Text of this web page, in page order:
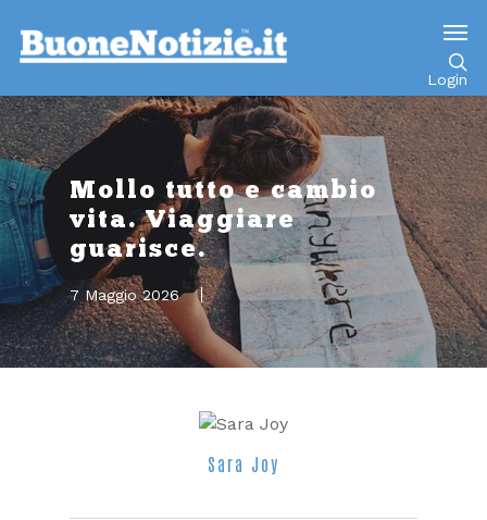
Login
Mollo tutto e cambio
vita. Viaggiare
guarisce.
7 Maggio 2026
Sara Joy
Go to mobile version